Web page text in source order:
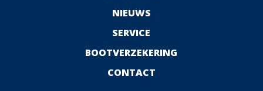
NIEUWS
SERVICE
BOOTVERZEKERING
CONTACT